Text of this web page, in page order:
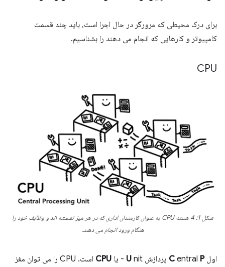
برای درک محیطی که مرورگر در حال اجرا است، باید چند قسمت
کامپیوتر و کارهایی که انجام می دهند را بشناسیم.
CPU
شکل 1: 4 هسته CPU به عنوان کارمندان اداری که در هر میز نشسته اند و وظایف خود را
هنگام ورود انجام می دهند.
اول C entral P پردازش U nit - یا CPU
است. CPU را می توان مغز